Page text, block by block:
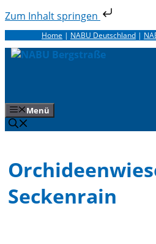
Zum Inhalt springen
Zum
Inhalt
springen
Home | NABU Deutschland |
Menü
Seckenrain